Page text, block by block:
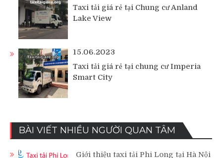
Taxi tải giá rẻ tại Chung cư Anland
Lake View
15.06.2023
Taxi tải giá rẻ tại chung cư Imperia
Smart City
BÀI VIẾT NHIỀU NGƯỜI QUAN TÂM
Giới thiệu taxi tải Phi Long tại Hà Nội